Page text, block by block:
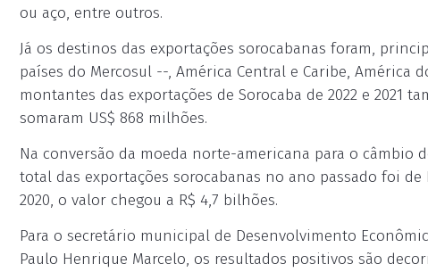
ou aço, entre outros.
Já os destinos das exportações sorocabanas foram,
países do Mercosul --, América Central e Caribe, América
montantes das exportações de Sorocaba de 2022 e 2021
somaram US$ 868 milhões.
Na conversão da moeda norte-americana para o câmbio
total das exportações sorocabanas no ano passado foi de
2020, o valor chegou a R$ 4,7 bilhões.
Para o secretário municipal de Desenvolvimento
Paulo Henrique Marcelo, os resultados positivos são